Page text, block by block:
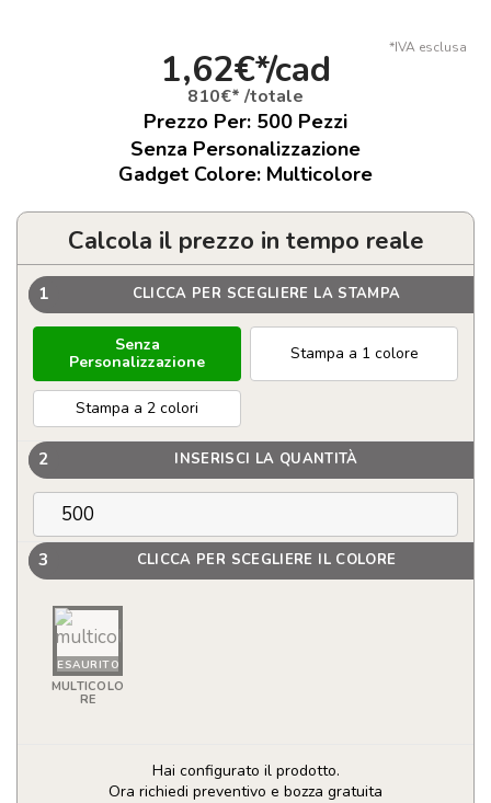
*IVA esclusa
1,62€*/cad
810€* /totale
Prezzo Per: 500 Pezzi
Senza Personalizzazione
Gadget Colore: Multicolore
Calcola il prezzo in tempo reale
1 CLICCA PER SCEGLIERE LA STAMPA
Senza
Personalizzazione
Stampa a 1 colore
Stampa a 2 colori
2 INSERISCI LA QUANTITÀ
3 CLICCA PER SCEGLIERE IL COLORE
ESAURITO
MULTICOLO
RE
Hai configurato il prodotto.
Ora richiedi preventivo e bozza gratuita